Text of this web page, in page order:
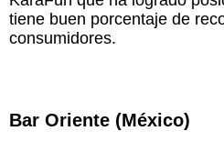
tiene buen porcentaje de
consumidores.
Bar Oriente (México)